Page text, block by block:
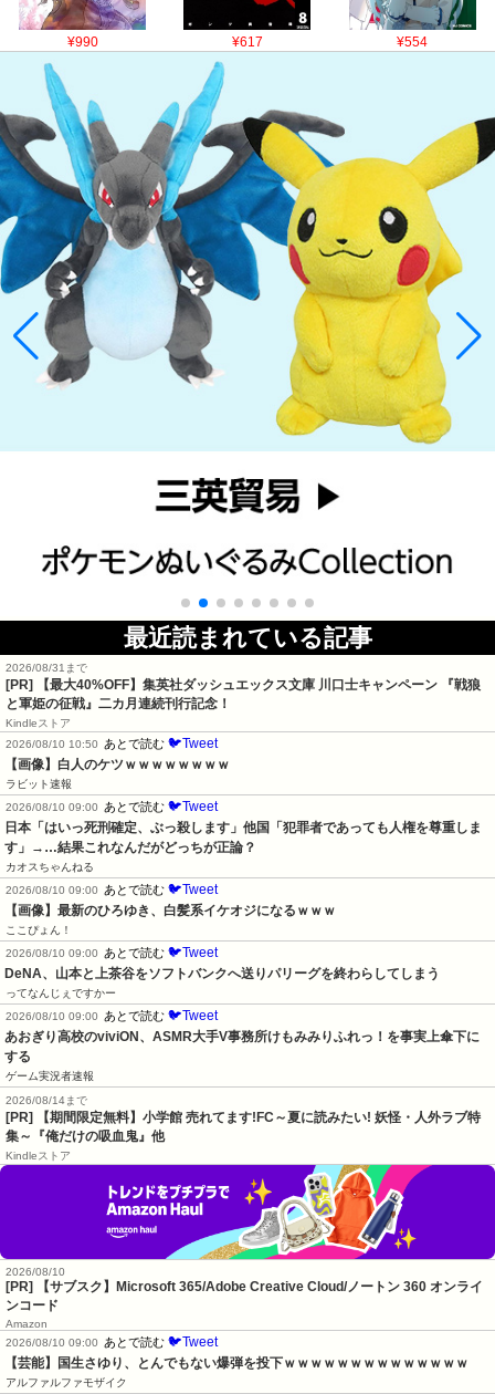
¥990 ¥617 ¥554
最近読まれている記事
2026/08/31まで
[PR]
【最大40%OFF】集英社ダッシュエックス文庫 川口士キャンペーン 『戦狼
と軍姫の征戦』二カ月連続刊行記念！
Kindleストア
2026/08/10 10:50
あとで読む 🐦Tweet
【画像】白人のケツｗｗｗｗｗｗｗｗ
ラビット速報
2026/08/10 09:00
あとで読む 🐦Tweet
日本「はいっ死刑確定、ぶっ殺します」他国「犯罪者であっても人権を尊重しま
す」→…結果これなんだがどっちが正論？
カオスちゃんねる
2026/08/10 09:00
あとで読む 🐦Tweet
【画像】最新のひろゆき、白髪系イケオジになるｗｗｗ
ここぴょん！
2026/08/10 09:00
あとで読む 🐦Tweet
DeNA、山本と上茶谷をソフトバンクへ送りパリーグを終わらしてしまう
ってなんじぇですかー
2026/08/10 09:00
あとで読む 🐦Tweet
あおぎり高校のviviON、ASMR大手V事務所けもみみりふれっ！を事実上傘下に
する
ゲーム実況者速報
2026/08/14まで
[PR] 【期間限定無料】小学館 売れてます!FC～夏に読みたい! 妖怪・人外ラブ特
集～『俺だけの吸血鬼』他
Kindleストア
2026/08/10
[PR] 【サブスク】Microsoft 365/Adobe Creative Cloud/ノートン 360 オンライ
ンコード
Amazon
2026/08/10 09:00
あとで読む 🐦Tweet
【芸能】国生さゆり、とんでもない爆弾を投下ｗｗｗｗｗｗｗｗｗｗｗｗｗｗ
アルファルファモザイク